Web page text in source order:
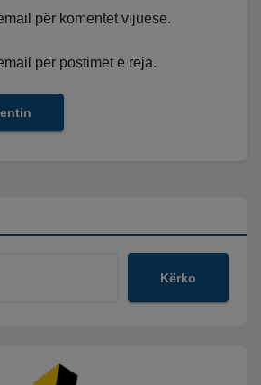
për komentet vijuese.
për postimet e reja.
Kërko